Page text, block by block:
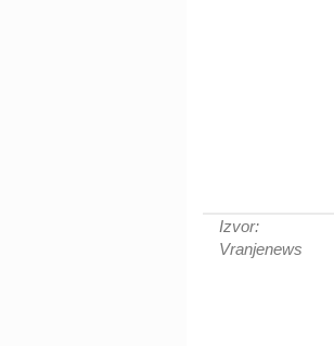
Izvor:
Vranjenews